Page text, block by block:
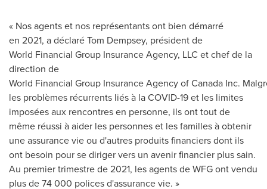
« Nos agents et nos représentants ont bien démarré
en 2021, a déclaré Tom Dempsey, président de
World Financial Group Insurance Agency, LLC et chef de la
direction de
World Financial Group Insurance Agency of Canada Inc.
les problèmes récurrents liés à la COVID-19 et les limites
imposées aux rencontres en personne, ils ont tout de
même réussi à aider les personnes et les familles à obtenir
une assurance vie ou d'autres produits financiers dont ils
ont besoin pour se diriger vers un avenir financier plus sain.
Au premier trimestre de 2021, les agents de WFG ont vendu
plus de 74 000 polices d'assurance vie. »